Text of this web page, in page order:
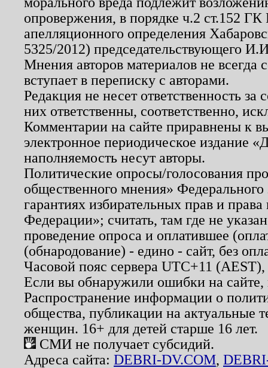
опровержения, в порядке ч.2 ст.152
апелляционного определения
5325/2012) председательствующего
Мнения авторов материалов не
вступает в переписку с авторами.
Редакция не несет ответственность
них ответственны, соответственно,
Комментарии на сайте приравнены к
электронное периодическое издание
наполняемость несут авторы.
Политические опросы/голосования
общественного мнения»
гарантиях избирательных прав и
Федерации»; считать, там где не
проведение опроса и оплатившее
(обнародование) - едино - сайт, без
Часовой пояс сервера UTC+11
Если вы обнаружили ошибки на
Распространение информации о
общества, публикации на актуальные
женщин. 16+ для детей старше 16 лет.
СМИ не получает субсидий.
Адреса сайта: DEBRI-DV.COM,